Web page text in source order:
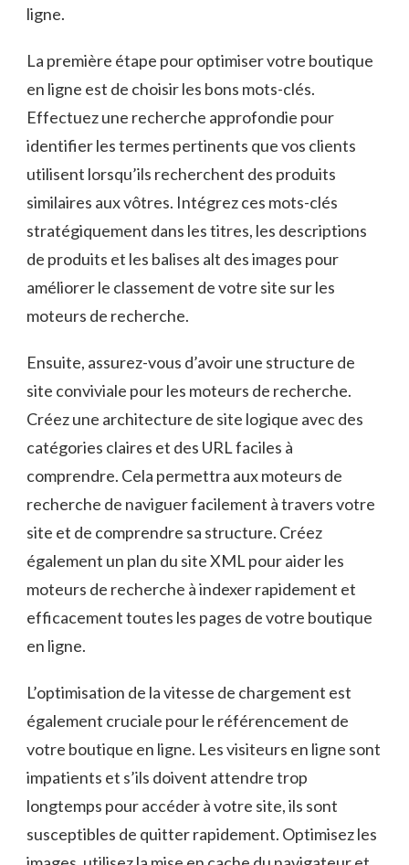
ligne.
La première étape pour optimiser votre boutique
en ligne est ⁤de⁤ choisir les ​bons mots-clés.
Effectuez une recherche approfondie pour
identifier les termes pertinents que vos clients
utilisent ⁢lorsqu’ils ​recherchent des produits⁤
similaires aux vôtres. Intégrez ces mots-clés
stratégiquement dans les titres, les descriptions
⁣de ‌produits et les ⁢balises alt‌ des images ‌pour
améliorer⁢ le classement de ‌votre ‍site sur les
moteurs de recherche.
Ensuite, assurez-vous d’avoir⁣ une⁣ structure de
site ‌conviviale pour les moteurs de recherche.
Créez une architecture ‍de ​site logique⁤ avec des
catégories ‌claires et des URL faciles à
comprendre. Cela‍ permettra aux moteurs‍ de
‍recherche de naviguer facilement ⁣à travers votre
site et de comprendre‍ sa structure. Créez
également un plan du ‍site XML pour aider ‌les
‌moteurs de recherche ⁤à indexer rapidement et
efficacement‍ toutes les pages de votre boutique
en ligne.
L’optimisation de la vitesse de chargement est
également cruciale‌ pour le référencement⁢ de
votre ​boutique en ligne. Les visiteurs en ligne ⁣sont
impatients ⁣et s’ils doivent attendre⁤ trop
‌longtemps ‍pour accéder à votre site,‍ ils ‌sont
susceptibles de quitter rapidement. Optimisez les